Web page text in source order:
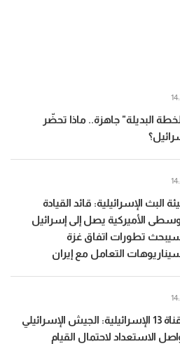
البديلة" جاهزة.. ماذا تحضّر
البث الإسرائيلية: قائد القيادة
الأميركية يصل إلى إسرائيل
تطورات اتفاق غزة
التعامل مع إيران
القناة 13 الإسرائيلية: الجيش الإسرائيلي
الاستعداد لاحتمال القيام